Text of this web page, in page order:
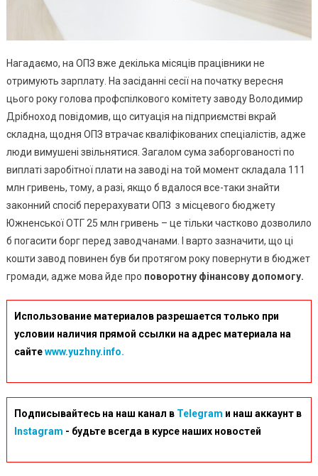
Нагадаємо, на ОПЗ вже декілька місяців працівники не
отримують зарплату. На засіданні сесії на початку вересня
цього року голова профспілкового комітету заводу Володимир
Дрібноход повідомив, що ситуація на підприємстві вкрай
складна, щодня ОПЗ втрачає кваліфікованих спеціалістів, адже
люди вимушені звільнятися. Загалом сума заборгованості по
виплаті заробітної плати на заводі на той момент складала 111
млн гривень, тому, а разі, якщо б вдалося все-таки знайти
законний спосіб перерахувати ОПЗ з місцевого бюджету
Южненської ОТГ 25 млн гривень – це тільки частково дозволило
б погасити борг перед заводчанами. І варто зазначити, що ці
кошти завод повинен був би протягом року повернути в бюджет
громади, адже мова йде про поворотну фінансову допомогу.
Использование материалов разрешается только при
условии наличия прямой ссылки на адрес материала на
сайтеwww.yuzhny.info.
Подписывайтесь на наш канал в Telegram и наш аккаунт в
Instagram - будьте всегда в курсе наших новостей